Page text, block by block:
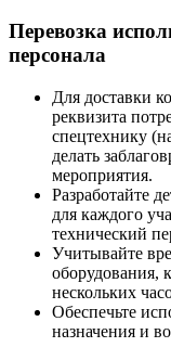
Перевозка
персонала
Для доставки
реквизита
спецтехнику
делать
мероприятия.
Разработайте
для каждого
технический
Учитывайте
оборудования,
нескольких
Обеспечьте
назначения и